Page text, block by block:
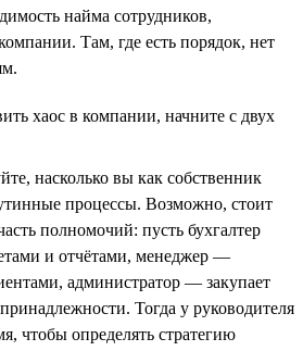
найма сотрудников,
Там, где есть порядок, нет
хаос в компании, начните с двух
насколько вы как собственник
процессы. Возможно, стоит
полномочий: пусть бухгалтер
и отчётами, менеджер —
администратор — закупает
Тогда у руководителя
чтобы определять стратегию